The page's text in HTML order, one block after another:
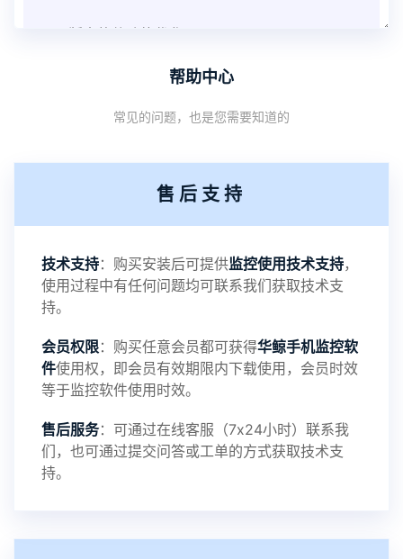
1：优化监控终端从当前监控界面切换其他被控端手
机设备响应慢问题
4：优化离线云储存服务器相册照片文件夹路径问题
5：优化关闭监控后离线设置云储存对方微信聊天记
录文件改为自定义文件名称
提示：
提示1：为避免异常风险情况，传输对方手机数据文
件至本地请先切换代理网络
帮助中心
常见的问题，也是您需要知道的
售后支持
技术支持：购买安装后可提供监控使用技术支持，
使用过程中有任何问题均可联系我们获取技术支
持。
会员权限：购买任意会员都可获得华鲸手机监控软
件使用权，即会员有效期限内下载使用，会员时效
等于监控软件使用时效。
售后服务：可通过在线客服（7x24小时）联系我
们，也可通过提交问答或工单的方式获取技术支
持。